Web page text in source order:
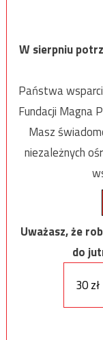
W sierpniu
Państwa
Fundacji Magna
Masz
niezależnych
Uważasz, że
do
30 zł